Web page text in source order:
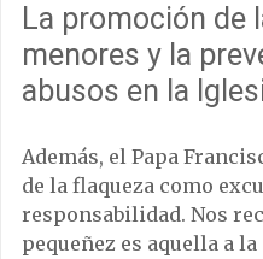
La promoción de
menores y la
abusos en la
Además, el Papa
de la flaqueza como
responsabilidad. Nos
pequeñez es aquella a